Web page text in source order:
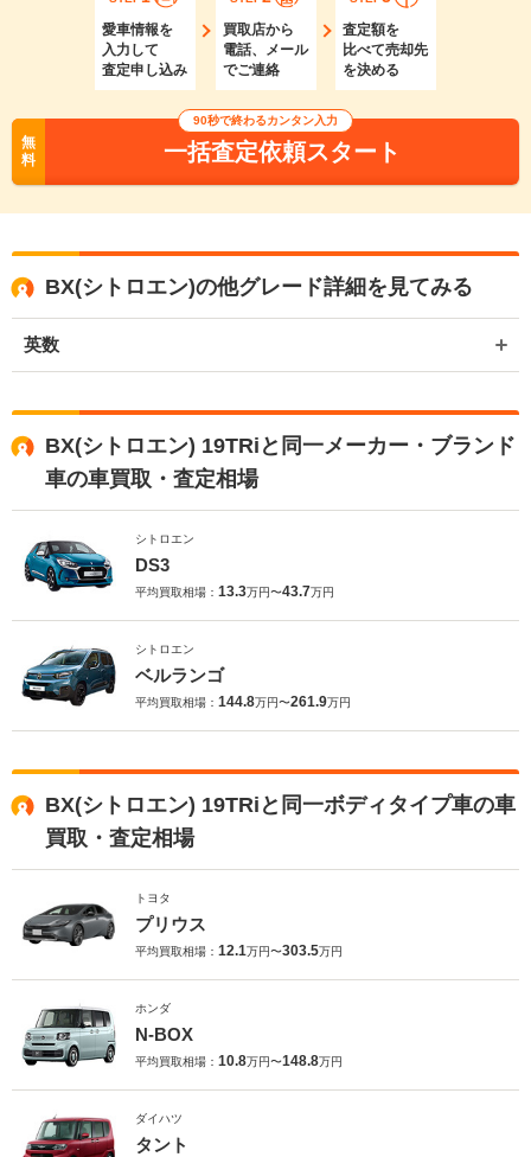
愛車情報を
入力して
査定申し込み
買取店から
電話、メール
でご連絡
査定額を
比べて売却先
を決める
無
料
90秒で終わるカンタン入力
一括査定依頼スタート
BX(シトロエン)の他グレード詳細を見てみる
英数
BX(シトロエン) 19TRiと同一メーカー・ブランド
車の車買取・査定相場
シトロエン
DS3
平均買取相場： 13.3万円〜43.7万円
シトロエン
ベルランゴ
平均買取相場： 144.8万円〜261.9万円
BX(シトロエン) 19TRiと同一ボディタイプ車の車
買取・査定相場
トヨタ
プリウス
平均買取相場： 12.1万円〜303.5万円
ホンダ
N-BOX
平均買取相場： 10.8万円〜148.8万円
ダイハツ
タント